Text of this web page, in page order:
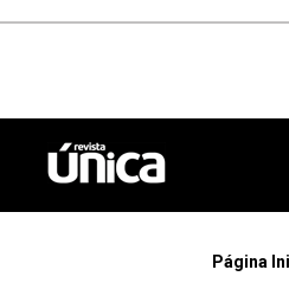
Página